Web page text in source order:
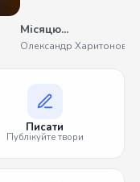
Місяцю...
Олександр Харитонов
Писати
Публікуйте твори